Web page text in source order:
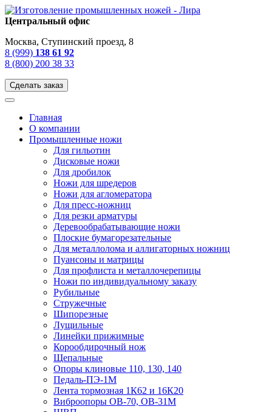
Центральный офис
Москва, Ступинский проезд, 8
8 (999) 138 61 92
8 (800) 200 38 33
Сделать заказ
Главная
О компании
Промышленные ножи
Для гильотин
Дисковые ножи
Для дробилок
Ножи для шредеров
Ножи для агломератора
Для пресс-ножниц
Для резки арматуры
Деревообрабатывающие ножи
Плоские бумагорезательные
Для металлолома и аллигаторных ножниц
Пуансоны и матрицы
Для профлиста и металлочерепицы
Ножи по индивидуальному заказу
Рубильные
Стружечные
Шипорезные
Лущильные
Линейки прижимные
Корообдирочный нож
Щепальные
Опоры клиновые 110, 130, 140
Педаль-ПЭ-1М
Лента тормозная 1К62 и 16К20
Виброопоры OB-70, OB-31M